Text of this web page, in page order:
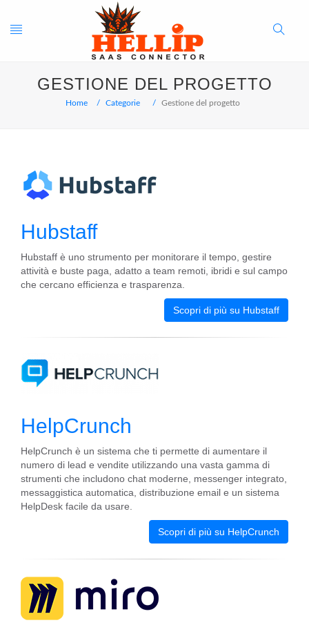
Toggle
navigation
Search
GESTIONE DEL PROGETTO
Home Categorie Gestione del progetto
Hubstaff
Hubstaff è uno strumento per monitorare il tempo, gestire
attività e buste paga, adatto a team remoti, ibridi e sul campo
che cercano efficienza e trasparenza.
Scopri di più su Hubstaff
HelpCrunch
HelpCrunch è un sistema che ti permette di aumentare il
numero di lead e vendite utilizzando una vasta gamma di
strumenti che includono chat moderne, messenger integrato,
messaggistica automatica, distribuzione email e un sistema
HelpDesk facile da usare.
Scopri di più su HelpCrunch